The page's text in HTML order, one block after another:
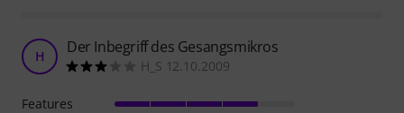
H Der Inbegriff des Gesangsmikros
H_S 12.10.2009
Features